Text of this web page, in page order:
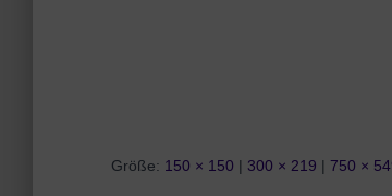
Größe: 150 × 150 | 300 × 219 | 750 ×